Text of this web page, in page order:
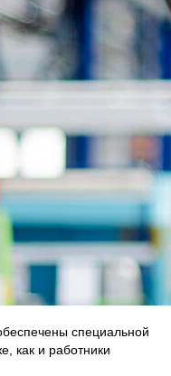
специальной
как и работники